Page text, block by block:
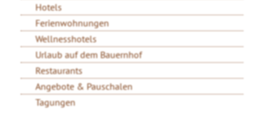
Hotels
Ferienwohnungen
Wellnesshotels
Urlaub auf dem Bauernhof
Restaurants
Angebote & Pauschalen
Tagungen